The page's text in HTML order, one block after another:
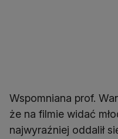
Wspomniana prof.
że na filmie widać
najwyraźniej oddalił